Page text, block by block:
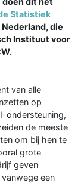
Statistiek
die
Instituut voor
van alle
op
ondersteuning,
de meeste
om bij hen te
grote
geven
een